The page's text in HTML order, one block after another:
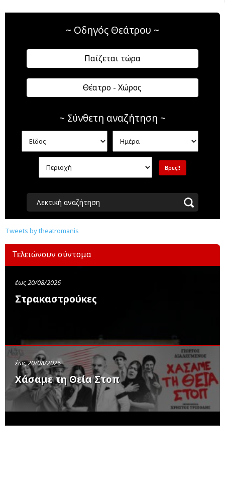
~ Οδηγός Θεάτρου ~
Παίζεται τώρα
Θέατρο - Χώρος
~ Σύνθετη αναζήτηση ~
Λεκτική αναζήτηση
Tweets by theatromanis
Τελειώνουν σύντομα
έως 20/08/2026
Στρακαστρούκες
έως 20/08/2026
Χάσαμε τη Θεία Στοπ